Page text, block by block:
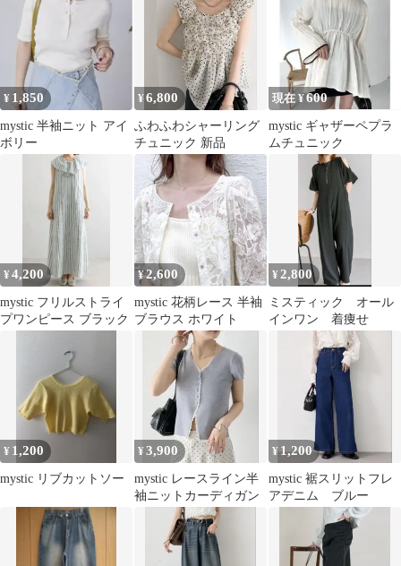
¥ 1,850
mystic 半袖ニット アイ
ボリー
¥6,800
ふわふわシャーリング
チュニック 新品
現在 ¥600
mystic ギャザーペプラ
ムチュニック
¥4,200
mystic フリルストライ
プワンピース ブラック
¥2,600
mystic 花柄レース 半袖
ブラウス ホワイト
¥ 2,800
ミスティック オール
インワン 着痩せ
¥ 1,200
mystic リブカットソー
¥3,900
mystic レースライン半
袖ニットカーディガン
¥1,200
mystic 裾スリットフレ
アデニム ブルー